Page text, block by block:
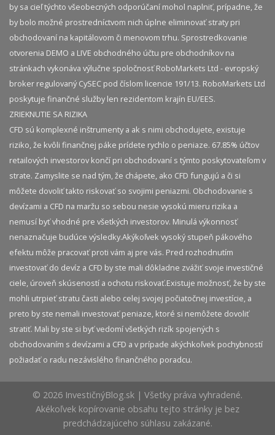
by sa cieľ týchto všeobecných odporúčaní mohol naplniť, prípadne, že
by bolo možné prostredníctvom nich úplne eliminovať straty pri
obchodovaní na kapitálovom či menovom trhu. Sprostredkovanie
otvorenia DEMO a LIVE obchodného účtu pre obchodníkov na
stránkach vykonáva výlučne spoločnosť RoboMarkets Ltd - evropský
broker regulovaný CySEC pod číslom licencie 191/13. RoboMarkets Ltd
poskytuje finančné služby len rezidentom krajín EU/EES.
ZRIEKNUTIE SA RIZIKA
CFD sú komplexné inštrumenty a ak s nimi obchodujete, existuje
riziko, že kvôli finančnej páke prídete rychlo o peniaze. 67.85% účtov
retailových investorov končí pri obchodovaní s týmto poskytovateľom v
strate. Zamyslite se nad tým, že chápete, ako CFD fungujú a či si
môžete dovoliť takto riskovať so svojimi peniazmi. Obchodovanie s
devízami a CFD na maržu so sebou nesie vysokú mieru rizika a
nemusí byť vhodné pre všetkých investorov. Minulá výkonnosť
nenaznačuje budúce výsledky.​ Akýkoľvek vysoký stupeň pákového
efektu môže pracovať proti vám aj pre vás. Pred rozhodnutím
investovať do devíz a CFD by ste mali dôkladne zvážiť svoje investičné
ciele, úroveň skúseností a ochotu riskovať.​ Existuje možnosť, že by ste
mohli utrpieť stratu časti alebo celej svojej počiatočnej investície, a
preto by ste nemali investovať peniaze, ktoré si nemôžete dovoliť
stratiť. Mali by ste si byť vedomí všetkých rizík spojených s
obchodovaním s devízami a CFD a v prípade akýchkoľvek pochybností
požiadať o radu nezávislého finančného poradcu.
© 2026 InvestičnýBlog.sk | Všetky práva vyhradené.
Akékoľvek kopírovanie obsahu tejto stránky je bez
predchádzajúceho súhlasu zakázané.